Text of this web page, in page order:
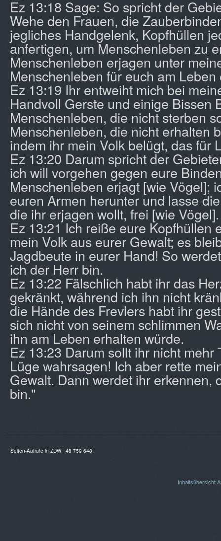
Ez 13:18 Sage: So spricht der
Wehe den Frauen, die
jegliches Handgelenk, Kopfhüllen
anfertigen, um Menschenleben zu
Menschenleben erjagen unter
Menschenleben für euch am
Ez 13:19 Ihr entweiht mich bei
Handvoll Gerste und einige Bissen
Menschenleben, die nicht sterben
Menschenleben, die nicht erhalten
indem ihr mein Volk belügt, das für
Ez 13:20 Darum spricht der
ich will vorgehen gegen eure
Menschenleben erjagt [wie Vögel];
euren Armen herunter und lasse
die ihr erjagen wollt, frei [wie Vögel].
Ez 13:21 Ich reiße eure Kopfhüllen
mein Volk aus eurer Gewalt; es
Jagdbeute in eurer Hand! So
ich der Herr bin.
Ez 13:22 Fälschlich habt ihr das
gekränkt, während ich ihn nicht
die Hände des Frevlers habt ihr
sich nicht von seinem schlimmen
ihn am Leben erhalten würde.
Ez 13:23 Darum sollt ihr nicht mehr
Lüge wahrsagen! Ich aber rette
Gewalt. Dann werdet ihr erkennen,
bin."
Seiten-Aufrufe in ZDW 48 759 648
Inhaltsübersicht